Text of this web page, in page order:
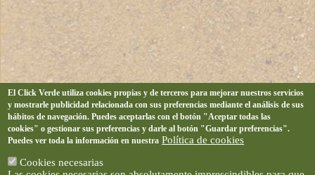
El Click Verde utiliza cookies propias y de terceros para mejorar nuestros servicios
y mostrarle publicidad relacionada con sus preferencias mediante el análisis de sus
hábitos de navegación. Puedes aceptarlas con el botón "Aceptar todas las
cookies" o gestionar sus preferencias y darle al botón "Guardar preferencias".
Puedes ver toda la información en nuestra Política de cookies
Cookies necesarias